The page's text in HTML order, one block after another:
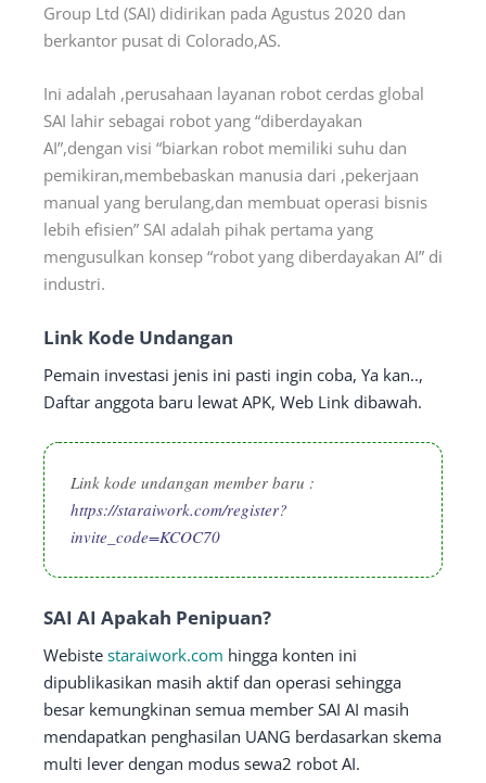
Group Ltd (SAI) didirikan pada Agustus 2020 dan
berkantor pusat di Colorado,AS.
Ini adalah ,perusahaan layanan robot cerdas global
SAI lahir sebagai robot yang “diberdayakan
AI”,dengan visi “biarkan robot memiliki suhu dan
pemikiran,membebaskan manusia dari ,pekerjaan
manual yang berulang,dan membuat operasi bisnis
lebih efisien” SAI adalah pihak pertama yang
mengusulkan konsep “robot yang diberdayakan AI” di
industri.
Link Kode Undangan
Pemain investasi jenis ini pasti ingin coba, Ya kan..,
Daftar anggota baru lewat APK, Web Link dibawah.
Link kode undangan member baru :
https://staraiwork.com/register?
invite_code=KCOC70
SAI AI Apakah Penipuan?
Webiste staraiwork.com hingga konten ini
dipublikasikan masih aktif dan operasi sehingga
besar kemungkinan semua member SAI AI masih
mendapatkan penghasilan UANG berdasarkan skema
multi lever dengan modus sewa2 robot AI.